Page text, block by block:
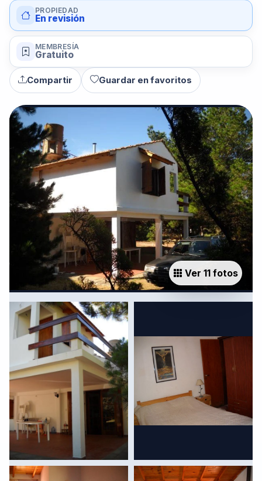
PROPIEDAD
En revisión
MEMBRESÍA
Gratuito
Compartir Guardar en favoritos
Ver 11 fotos